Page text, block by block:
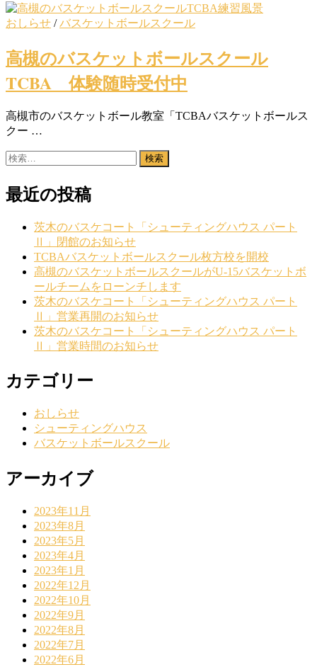
おしらせ /バスケットボールスクール
高槻のバスケットボールスクール
TCBA 体験随時受付中
高槻市のバスケットボール教室「TCBAバスケットボールス
クー …
検
最近の投稿
茨木のバスケコート「シューティングハウス パート
Ⅱ」閉館のお知らせ
TCBAバスケットボールスクール枚方校を開校
高槻のバスケットボールスクールがU-15バスケットボ
ールチームをローンチします
茨木のバスケコート「シューティングハウス パート
Ⅱ」営業再開のお知らせ
茨木のバスケコート「シューティングハウス パート
Ⅱ」営業時間のお知らせ
カテゴリー
おしらせ
シューティングハウス
バスケットボールスクール
アーカイブ
2023年11月
2023年8月
2023年5月
2023年4月
2023年1月
2022年12月
2022年10月
2022年9月
2022年8月
2022年7月
2022年6月